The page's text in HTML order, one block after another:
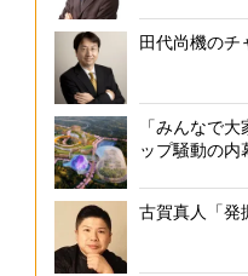
田代尚機のチ
「みんなで
ップ騒動の内
古賀真人「発